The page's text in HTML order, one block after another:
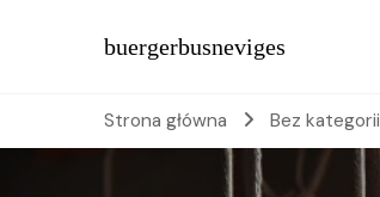
buergerbusneviges
Strona główna Bez kategorii